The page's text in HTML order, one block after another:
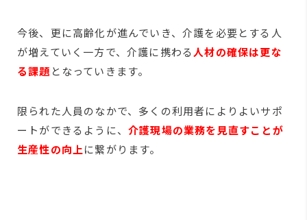
今後、更に高齢化が進んでいき、介護を必要とする人
が増えていく一方で、介護に携わる 人材の確保は更な
る課題 となっていきます。
限られた人員のなかで、多くの利用者によりよいサポ
ートができるように、 介護現場の業務を見直すことが
生産性の向上に繋がります。